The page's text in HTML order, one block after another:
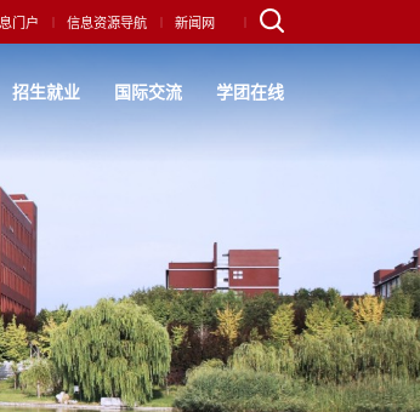
门户 信息资源导航 新闻网
招生就业 国际交流 学团在线